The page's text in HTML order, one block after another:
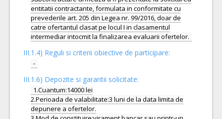
entitatii contractante, formulata in conformitate cu
prevederile art. 205 din Legea nr. 99/2016, doar de
catre ofertantul clasat pe locul I in clasamentul
III.1.4) Reguli si criterii obiective de participare:
-
III.1.6) Depozite si garantii solicitate:
1.Cuantum:14000 lei
2.Perioada de valabilitate:3 luni de la data limita de
depunere a ofertelor.